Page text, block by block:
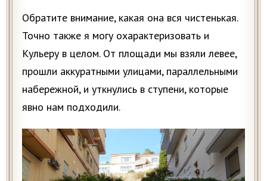
Обратите внимание, какая она вся чистенькая.
Точно также я могу охарактеризовать и
Кульеру в целом. От площади мы взяли левее,
прошли аккуратными улицами, параллельными
набережной, и уткнулись в ступени, которые
явно нам подходили.